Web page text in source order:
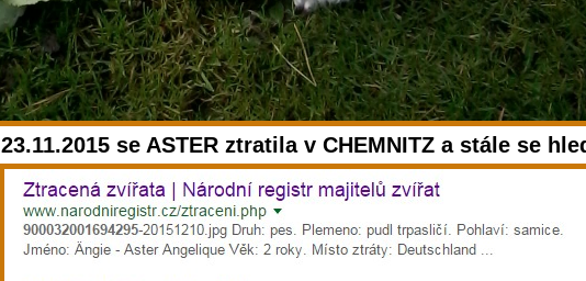
23.11.2015 se ASTER ztratila v CHEMNITZ a stále se